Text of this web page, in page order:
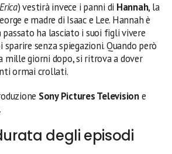
) vestirà invece i panni di Hannah, la
e madre di Isaac e Lee. Hannah è
ha lasciato i suoi figli vivere
senza spiegazioni. Quando però
mille giorni dopo, si ritrova a dover
ormai crollati.
Sony Pictures Televisione
degli episodi